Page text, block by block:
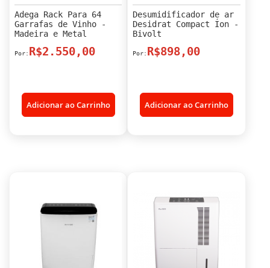
Adega Rack Para 64
Garrafas de Vinho -
Madeira e Metal
R$2.550,00
Adicionar ao Carrinho
Desumidificador de ar
Desidrat Compact Íon -
Bivolt
R$898,00
Adicionar ao Carrinho